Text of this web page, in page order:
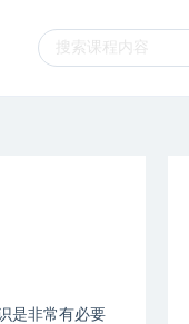
是非常有必要